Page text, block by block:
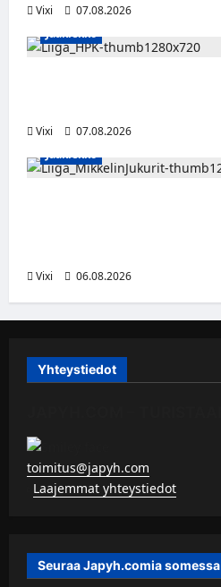
Vixi
07.08.2026
Jääkiekko
Vixi
07.08.2026
Jääkiekko
Vixi 06.08.2026
Yhteystiedot
toimitus@japyh.com
Laajemmat yhteystiedot
Seuraa Japyh.comia somessa